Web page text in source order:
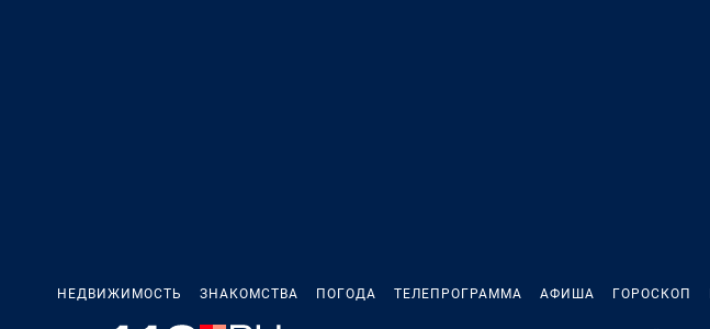
НЕДВИЖИМОСТЬ ЗНАКОМСТВА ПОГОДА ТЕЛЕПРОГРАММА АФИША ГОРОСКОП